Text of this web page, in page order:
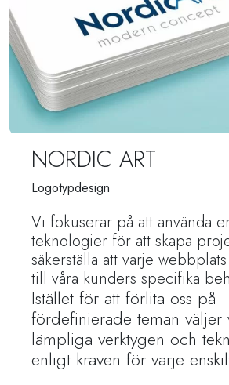
NORDIC ART
Logotypdesign
Vi fokuserar på att använda
teknologier för att skapa
säkerställa att varje
till våra kunders specifika
Istället för att förlita oss på
fördefinierade teman väljer
lämpliga verktygen och
enligt kraven för varje